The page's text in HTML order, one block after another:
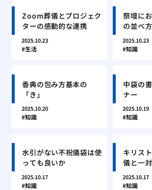
Zoom葬儀とプロジェク
ターの感動的な連携
2025.10.23
生活
祭壇に
の並べ方
2025.10.23
知識
香典の包み方基本の
「き」
2025.10.20
知識
中袋の
ナー
2025.10.19
知識
水引がない不祝儀袋は使
っても良いか
2025.10.17
知識
キリス
儀と一
2025.10.17
知識